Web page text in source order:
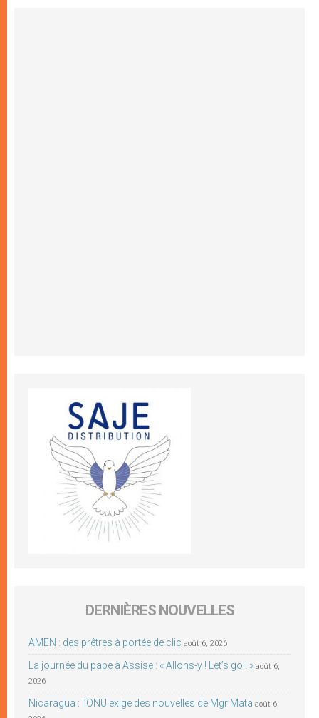
DERNIÈRES NOUVELLES
AMEN : des prêtres à portée de clic août 6, 2026
La journée du pape à Assise : « Allons-y ! Let’s go ! » août 6,
2026
Nicaragua : l’ONU exige des nouvelles de Mgr Mata août 6,